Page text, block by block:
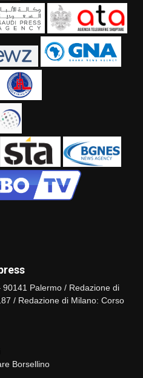
Palermo / Redazione di
/ Redazione di Milano: Corso
Borsellino